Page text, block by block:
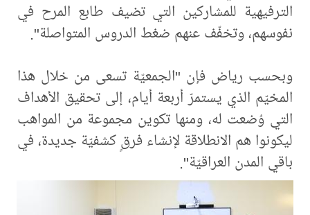
الترفيهية للمشاركين التي تضيف طابع المرح في
نفوسهم، وتخفّف عنهم ضغط الدروس المتواصلة".
وبحسب رياض فإن "الجمعيّة تسعى من خلال هذا
المخيّم الذي يستمرّ أربعة أيام، إلى تحقيق الأهداف
التي وُضعت له، ومنها تكوين مجموعة من المواهب
ليكونوا هم الانطلاقة لإنشاء فرقٍ كشفيّة جديدة، في
باقي المدن العراقيّة".